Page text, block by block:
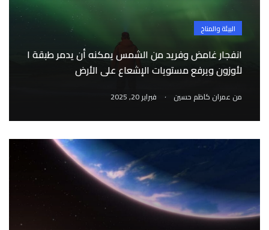
البيئة والمناخ
انفجار غامض وفريد من الشمس يمكنه أن يدمر طبقة ا
لأوزون ويرفع مستويات الإشعاع على الأرض
من عمران كاظم حسين . فبراير 20, 2025